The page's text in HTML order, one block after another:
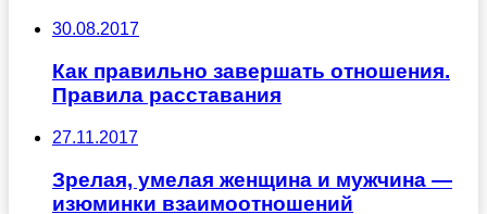
30.08.2017
Как правильно завершать отношения.
Правила расставания
27.11.2017
Зрелая, умелая женщина и мужчина —
изюминки взаимоотношений